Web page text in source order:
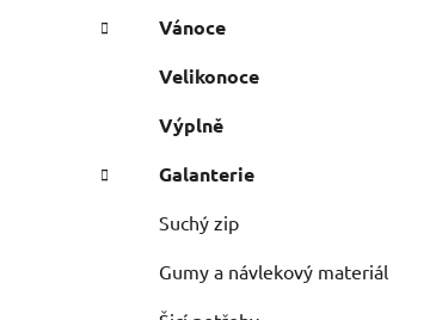
Vánoce
Velikonoce
Výplně
Galanterie
Suchý zip
Gumy a návlekový materiál